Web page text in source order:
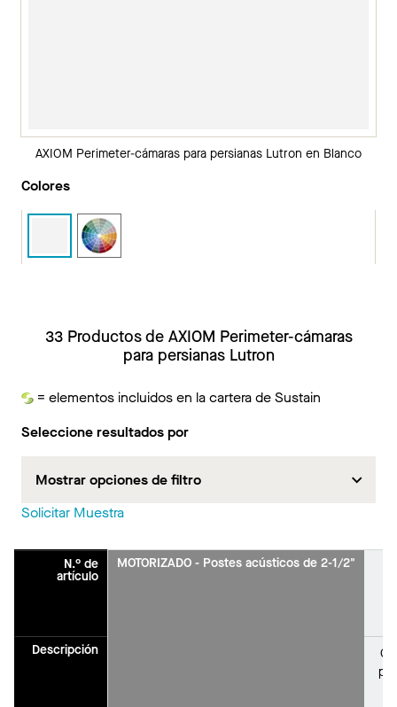
AXIOM Perimeter-cámaras para persianas Lutron en Blanco
Colores
33 Productos de AXIOM Perimeter-cámaras
para persianas Lutron
Sustain
= elementos incluidos en la cartera de Sustain
Seleccione resultados por
Mostrar opciones de filtro
Solicitar Muestra
N.° de
artículo
Descripción
MOTORIZADO - Postes acústicos de 2-1/2"